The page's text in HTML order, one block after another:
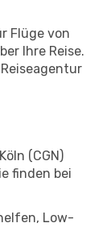
Flüge von
Ihre Reise.
(CGN)
finden bei
Low-